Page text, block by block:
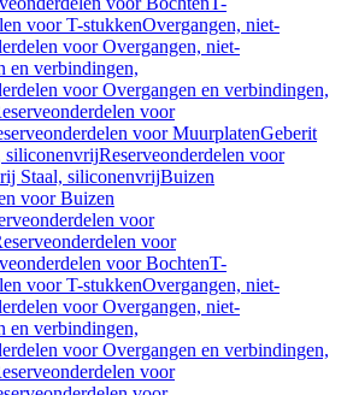
voor T-stukkenOvergangen, niet-
voor Overgangen, niet-
en verbindingen,
voor Overgangen en verbindingen,
voor
voor MuurplatenGeberit
siliconenvrijReserveonderdelen voor
Staal, siliconenvrijBuizen
voor Buizen
voor
voor
voor BochtenT-
voor T-stukkenOvergangen, niet-
voor Overgangen, niet-
en verbindingen,
voor Overgangen en verbindingen,
voor